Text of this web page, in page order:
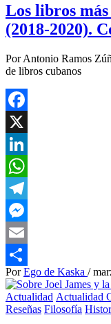
Los libros
(2018-2020).
Por Antonio Ramos
de libros cubanos
Facebook
X
LinkedIn
WhatsApp
Telegram
Messenger
Email
Compartir
Por Ego de Kaska /
Actualidad Actualidad
Reseñas Filosofía